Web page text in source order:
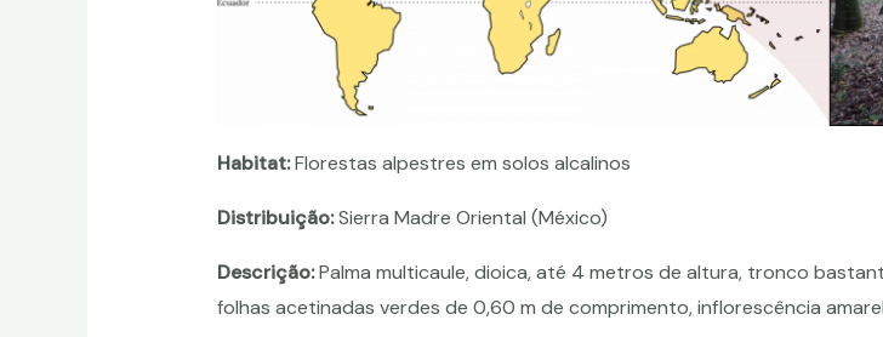
Habitat:Florestas alpestres em solos alcalinos
Distribuição:Sierra Madre Oriental (México)
Descrição:Palma multicaule, dioica, até 4 metros de altura, tronco
folhas acetinadas verdes de 0,60 m de comprimento, inflorescência